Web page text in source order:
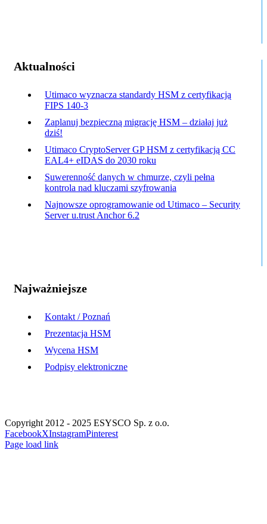
Aktualności
Utimaco wyznacza standardy HSM z certyfikacją
FIPS 140-3
Zaplanuj bezpieczną migrację HSM – działaj już
dziś!
Utimaco CryptoServer GP HSM z certyfikacją CC
EAL4+ eIDAS do 2030 roku
Suwerenność danych w chmurze, czyli pełna
kontrola nad kluczami szyfrowania
Najnowsze oprogramowanie od Utimaco – Security
Server u.trust Anchor 6.2
Najważniejsze
Kontakt / Poznań
Prezentacja HSM
Wycena HSM
Podpisy elektroniczne
Copyright 2012 - 2025 ESYSCO Sp. z o.o.
FacebookXInstagramPinterest
Page load link